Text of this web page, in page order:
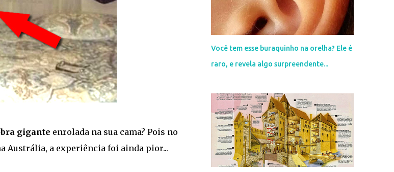
gigante enrolada na sua cama? Pois no
Austrália, a experiência foi ainda pior...
Você tem esse buraquinho na orelha? Ele é
raro, e revela algo surpreendente...